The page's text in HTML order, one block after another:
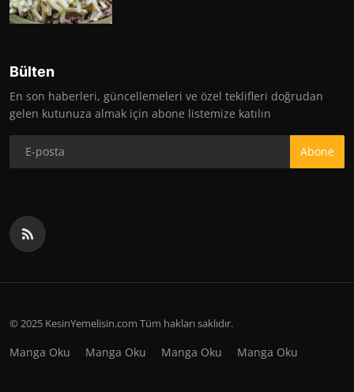
Bülten
En son haberleri, güncellemeleri ve özel teklifleri doğrudan
gelen kutunuza almak için abone listemize katılın
Abone
© 2025 KesinYemelisin.com Tüm hakları saklıdır.
Manga Oku Manga Oku Manga Oku Manga Oku